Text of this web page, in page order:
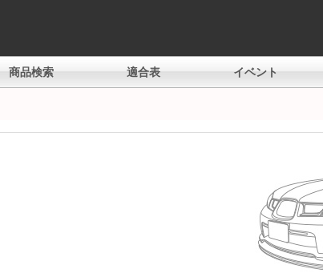
商品検索 適合表 イベント